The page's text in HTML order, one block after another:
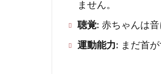
2.1
安全
境の
ません。
聴覚: 赤ちゃんは
運動能力 : まだ首